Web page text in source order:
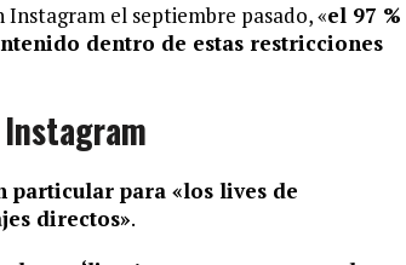
el septiembre pasado, «el 97 %
dentro de estas restricciones
Instagram
particular para «los lives de
directos».